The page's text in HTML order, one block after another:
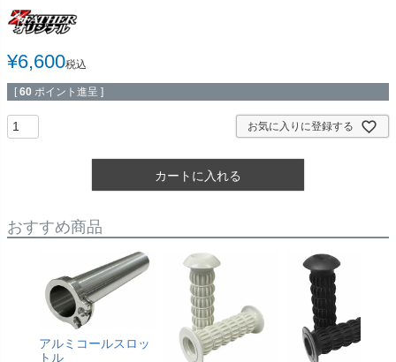
¥6,600税込
[ 60 ポイント進呈 ]
お気に入りに登録する
カートに入れる
おすすめ商品
アルミコールスロッ
トル